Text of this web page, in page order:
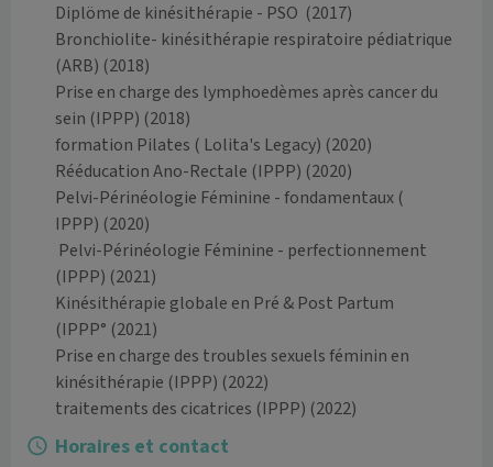
Diplöme de kinésithérapie - PSO (2017)
Bronchiolite- kinésithérapie respiratoire pédiatrique
(ARB) (2018)
Prise en charge des lymphoedèmes après cancer du
sein (IPPP) (2018)
formation Pilates ( Lolita's Legacy) (2020)
Rééducation Ano-Rectale (IPPP) (2020)
Pelvi-Périnéologie Féminine - fondamentaux (
IPPP) (2020)
​ Pelvi-Périnéologie Féminine - perfectionnement
(IPPP) (2021)
Kinésithérapie globale en Pré & Post Partum
(IPPP° (2021)
Prise en charge des troubles sexuels féminin en
kinésithérapie (IPPP) (2022)
traitements des cicatrices (IPPP) (2022)
Horaires et contact